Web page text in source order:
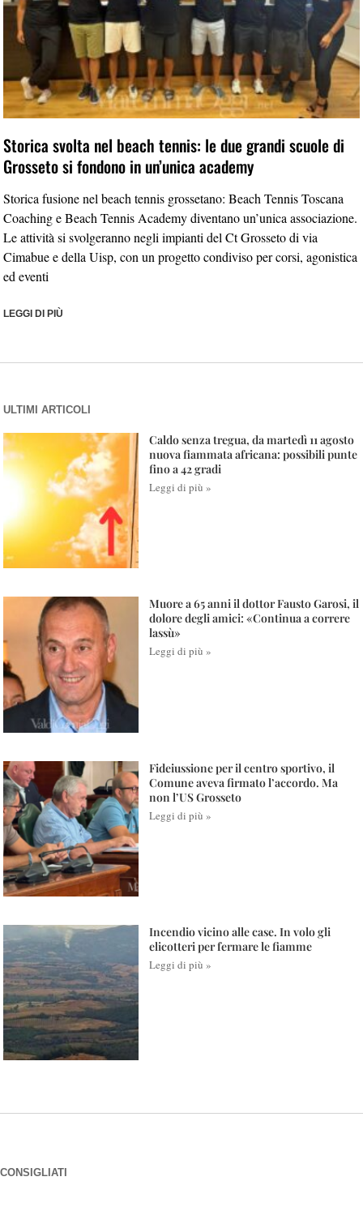
Storica svolta nel beach tennis: le due grandi scuole di
Grosseto si fondono in un’unica academy
Storica fusione nel beach tennis grossetano: Beach Tennis Toscana
Coaching e Beach Tennis Academy diventano un’unica associazione.
Le attività si svolgeranno negli impianti del Ct Grosseto di via
Cimabue e della Uisp, con un progetto condiviso per corsi, agonistica
ed eventi
LEGGI DI PIÙ
ULTIMI ARTICOLI
Caldo senza tregua, da martedì 11 agosto
nuova fiammata africana: possibili punte
fino a 42 gradi
Leggi di più »
Muore a 65 anni il dottor Fausto Garosi, il
dolore degli amici: «Continua a correre
lassù»
Leggi di più »
Fideiussione per il centro sportivo, il
Comune aveva firmato l’accordo. Ma
non l’US Grosseto
Leggi di più »
Incendio vicino alle case. In volo gli
elicotteri per fermare le fiamme
Leggi di più »
CONSIGLIATI